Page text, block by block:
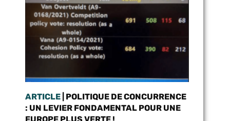
ARTICLE| POLITIQUE DE CONCURRENCE
: UN LEVIER FONDAMENTAL POUR UNE